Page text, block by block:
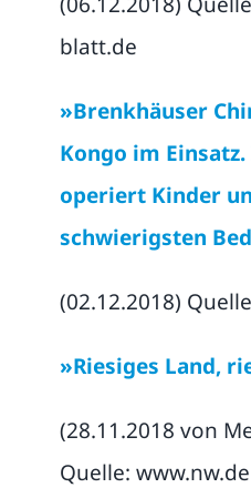
blatt.de
»Brenkhäuser
Kongo im
operiert Kinder
schwierigsten
(02.12.2018)
»Riesiges Land,
(28.11.2018 von
Quelle: www.nw.de